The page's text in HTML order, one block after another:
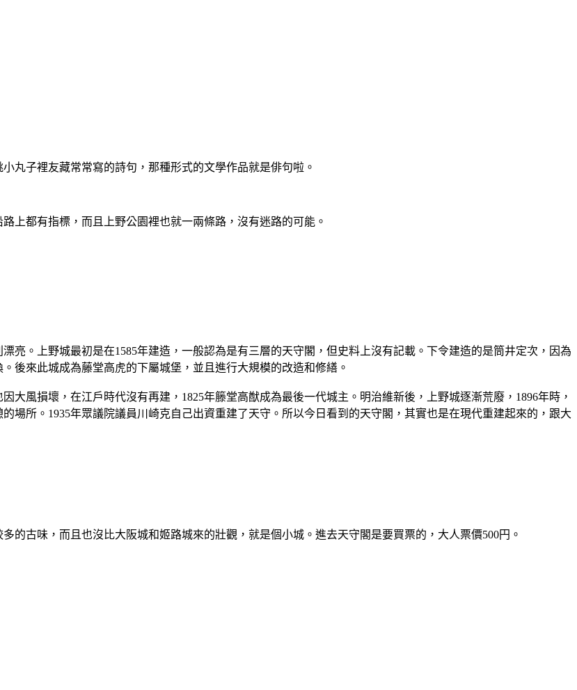
丸子裡友藏常常寫的詩句，那種形式的文學作品就是俳句啦。
上都有指標，而且上野公園裡也就一兩條路，沒有迷路的可能。
亮。上野城最初是在1585年建造，一般認為是有三層的天守閣，但史料上沒有記載。下令建造的是筒井定次，因為
後來此城成為藤堂高虎的下屬城堡，並且進行大規模的改造和修繕。
大風損壞，在江戶時代沒有再建，1825年籐堂高猷成為最後一代城主。明治維新後，上野城逐漸荒廢，1896年時，
場所。1935年眾議院議員川崎克自己出資重建了天守。所以今日看到的天守閣，其實也是在現代重建起來的，跟大
的古味，而且也沒比大阪城和姬路城來的壯觀，就是個小城。進去天守閣是要買票的，大人票價500円。